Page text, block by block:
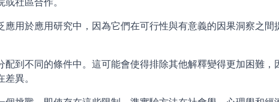
應用於應用研究中，因為它們在可行性與有意義的因果洞察之間
到不同的條件中。這可能會使得排除其他解釋變得更加困難，
異。